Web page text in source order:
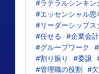
#ラテラルシンキン
#エッセンシャル思
#リーダーシップス
#任せる
#企業会計
#グループワーク
#割り振り
#委譲
#管理職の役割 #